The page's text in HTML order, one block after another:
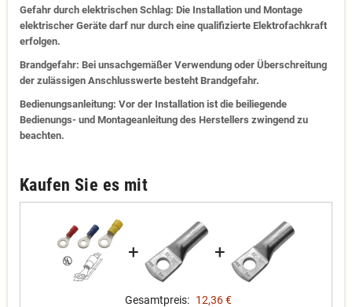
Gefahr durch elektrischen Schlag: Die Installation und Montage
elektrischer Geräte darf nur durch eine qualifizierte Elektrofachkraft
erfolgen.
Brandgefahr: Bei unsachgemäßer Verwendung oder Überschreitung
der zulässigen Anschlusswerte besteht Brandgefahr.
Bedienungsanleitung: Vor der Installation ist die beiliegende
Bedienungs- und Montageanleitung des Herstellers zwingend zu
beachten.
Kaufen Sie es mit
+ +
Gesamtpreis: 12,36 €